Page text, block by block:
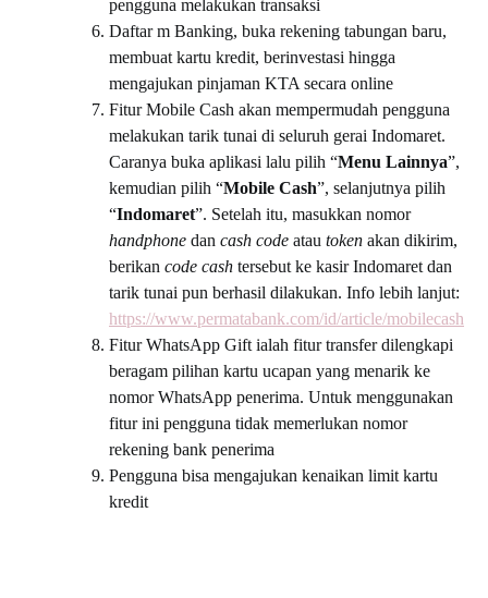
pengguna melakukan transaksi
Daftar m Banking, buka rekening tabungan baru,
membuat kartu kredit, berinvestasi hingga
mengajukan pinjaman KTA secara online
Fitur Mobile Cash akan mempermudah pengguna
melakukan tarik tunai di seluruh gerai Indomaret.
Caranya buka aplikasi lalu pilih “Menu Lainnya”,
kemudian pilih “Mobile Cash”, selanjutnya pilih
“Indomaret”. Setelah itu, masukkan nomor
handphone dan cash code atau token akan dikirim,
berikan code cash tersebut ke kasir Indomaret dan
tarik tunai pun berhasil dilakukan. Info lebih lanjut:
https://www.permatabank.com/id/article/mobilecash
Fitur WhatsApp Gift ialah fitur transfer dilengkapi
beragam pilihan kartu ucapan yang menarik ke
nomor WhatsApp penerima. Untuk menggunakan
fitur ini pengguna tidak memerlukan nomor
rekening bank penerima
Pengguna bisa mengajukan kenaikan limit kartu
kredit